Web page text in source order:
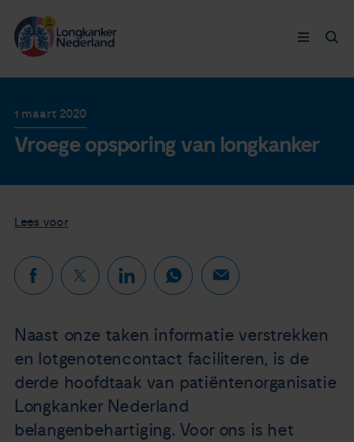
Doneer nu
Nieuws
Agenda
Longkanker
Leven met
Steun ons
1 maart 2020
Vroege opsporing van longkanker
Lees voor
Naast onze taken informatie verstrekken
en lotgenotencontact faciliteren, is de
derde hoofdtaak van patiëntenorganisatie
Longkanker Nederland
belangenbehartiging. Voor ons is het